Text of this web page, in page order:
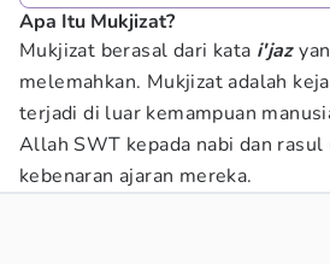
Apa Itu Mukjizat?
Mukjizat berasal dari kata i'jaz
melemahkan. Mukjizat adalah
terjadi di luar kemampuan
Allah SWT kepada nabi dan
kebenaran ajaran mereka.